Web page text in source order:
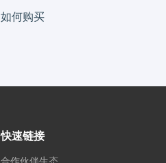
如何购买
快速链接